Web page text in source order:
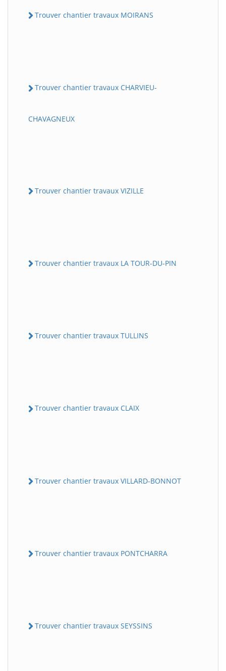
Trouver chantier travaux MOIRANS
Trouver chantier travaux CHARVIEU-
CHAVAGNEUX
Trouver chantier travaux VIZILLE
Trouver chantier travaux LA TOUR-DU-PIN
Trouver chantier travaux TULLINS
Trouver chantier travaux CLAIX
Trouver chantier travaux VILLARD-BONNOT
Trouver chantier travaux PONTCHARRA
Trouver chantier travaux SEYSSINS